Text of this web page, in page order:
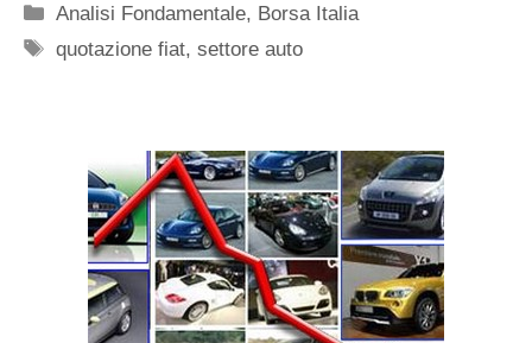
Categorie
Analisi Fondamentale, Borsa Italia
Tag
quotazione fiat,settore auto